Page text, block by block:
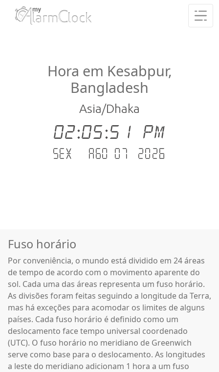
Hora em Kesabpur,
Bangladesh
Asia/Dhaka
02:05:51 PM
Sex - Ago 07 .2026
Fuso horário
Por conveniência, o mundo está dividido em 24 áreas
de tempo de acordo com o movimento aparente do
sol. Cada uma das áreas representa um fuso horário.
As divisões foram feitas seguindo a longitude da Terra,
mas há exceções para acomodar os limites de alguns
países. Cada fuso horário é definido como um
deslocamento face tempo universal coordenado
(UTC). O fuso horário no meridiano de Greenwich
serve como base para o deslocamento. As longitudes
a leste do meridiano adicionam 1 hora a um fuso